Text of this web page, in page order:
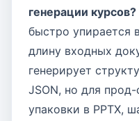
генерации курсов?
быстро упирается
длину входных
генерирует
JSON, но для
упаковки в PPTX,